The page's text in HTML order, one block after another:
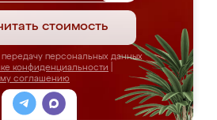
стоимость
персональных данных
конфиденциальности
соглашению